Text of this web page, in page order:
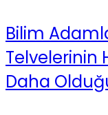
Bilim
Telvelerinin
Daha